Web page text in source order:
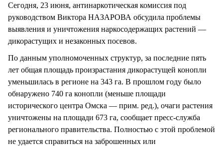
Сегодня, 23 июня, антинаркотическая комиссия под
руководством Виктора НАЗАРОВА обсудила проблемы
выявления и уничтожения наркосодержащих растений —
дикорастущих и незаконных посевов.
По данным уполномоченных структур, за последние пять
лет общая площадь произрастания дикорастущей конопли
уменьшилась в регионе на 343 га. В прошлом году было
обнаружено 740 га конопли (меньше площади
исторического центра Омска — прим. ред.), очаги растения
уничтожены на площади 673 га, сообщает пресс-служба
регионального правительства. Полностью с этой проблемой
не удается справиться на заброшенных или